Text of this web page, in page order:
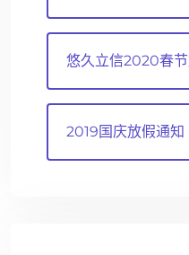
悠久立信2020春
2019国庆放假通知